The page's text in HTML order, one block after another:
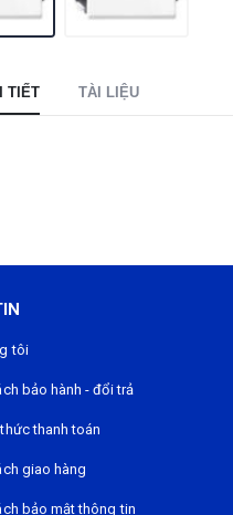
TIẾT TÀI LIỆU
tôi
bảo hành - đổi trả
thanh toán
giao hàng
bảo mật thông tin